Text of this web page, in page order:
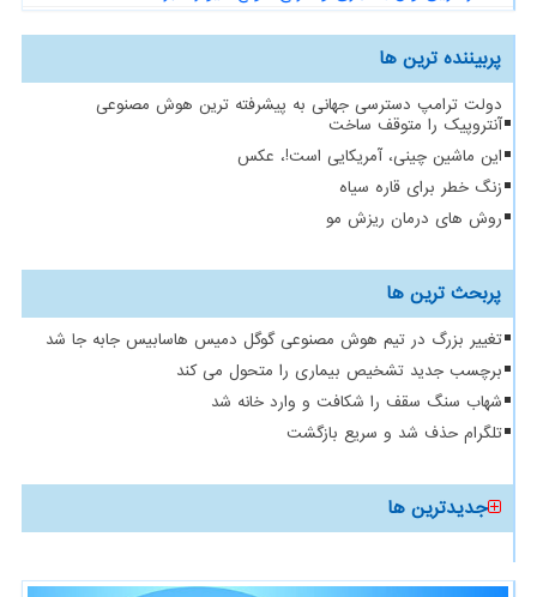
پربیننده ترین ها
دولت ترامپ دسترسی جهانی به پیشرفته ترین هوش مصنوعی
آنتروپیک را متوقف ساخت
این ماشین چینی، آمریکایی است!، عکس
زنگ خطر برای قاره سیاه
روش های درمان ریزش مو
پربحث ترین ها
تغییر بزرگ در تیم هوش مصنوعی گوگل دمیس هاسابیس جابه جا شد
برچسب جدید تشخیص بیماری را متحول می کند
شهاب سنگ سقف را شکافت و وارد خانه شد
تلگرام حذف شد و سریع بازگشت
جدیدترین ها